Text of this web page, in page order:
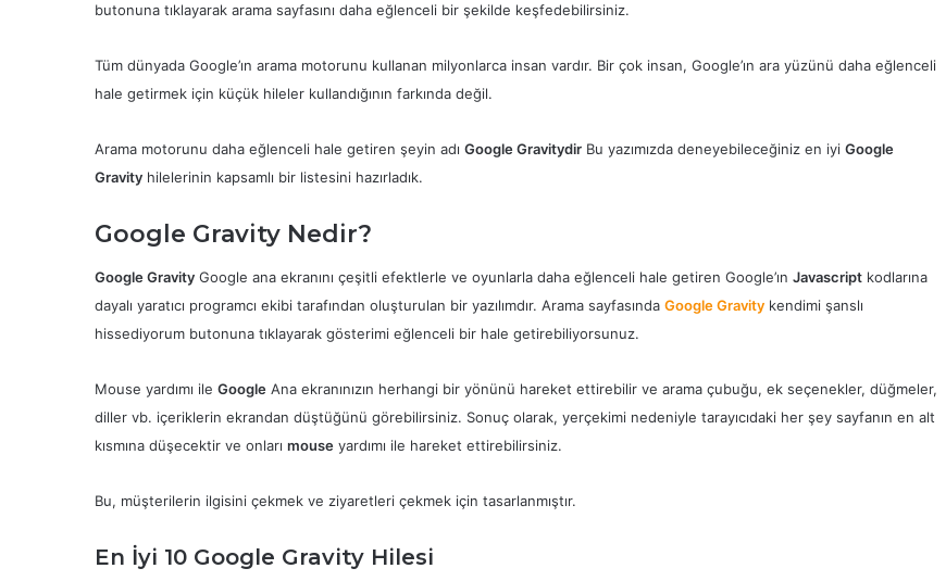
butonuna tıklayarak arama sayfasını daha eğlenceli bir şekilde keşfedebilirsiniz.
Tüm dünyada Google’ın arama motorunu kullanan milyonlarca insan vardır. Bir çok insan, Google’ın ara yüzünü daha eğlenceli
hale getirmek için küçük hileler kullandığının farkında değil.
Arama motorunu daha eğlenceli hale getiren şeyin adı Google Gravitydir Bu yazımızda deneyebileceğiniz en iyi Google
Gravity hilelerinin kapsamlı bir listesini hazırladık.
Google Gravity Nedir?
Google Gravity Google ana ekranını çeşitli efektlerle ve oyunlarla daha eğlenceli hale getiren Google’ın Javascript kodlarına
dayalı yaratıcı programcı ekibi tarafından oluşturulan bir yazılımdır. Arama sayfasında Google Gravity kendimi şanslı
hissediyorum butonuna tıklayarak gösterimi eğlenceli bir hale getirebiliyorsunuz.
Mouse yardımı ile Google Ana ekranınızın herhangi bir yönünü hareket ettirebilir ve arama çubuğu, ek seçenekler, düğmeler,
diller vb. içeriklerin ekrandan düştüğünü görebilirsiniz. Sonuç olarak, yerçekimi nedeniyle tarayıcıdaki her şey sayfanın en alt
kısmına düşecektir ve onları mouse yardımı ile hareket ettirebilirsiniz.
Bu, müşterilerin ilgisini çekmek ve ziyaretleri çekmek için tasarlanmıştır.
En İyi 10 Google Gravity Hilesi